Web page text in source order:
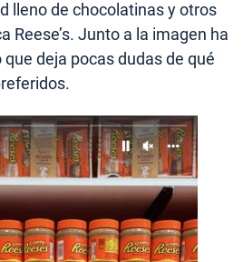
lleno de chocolatinas y otros
Reese’s. Junto a la imagen ha
que deja pocas dudas de qué